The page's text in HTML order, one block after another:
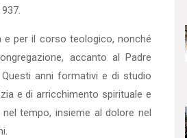
e per il corso teologico, nonché
accanto al Padre
anni formativi e di studio
e di arricchimento spirituale e
tempo, insieme al dolore nel